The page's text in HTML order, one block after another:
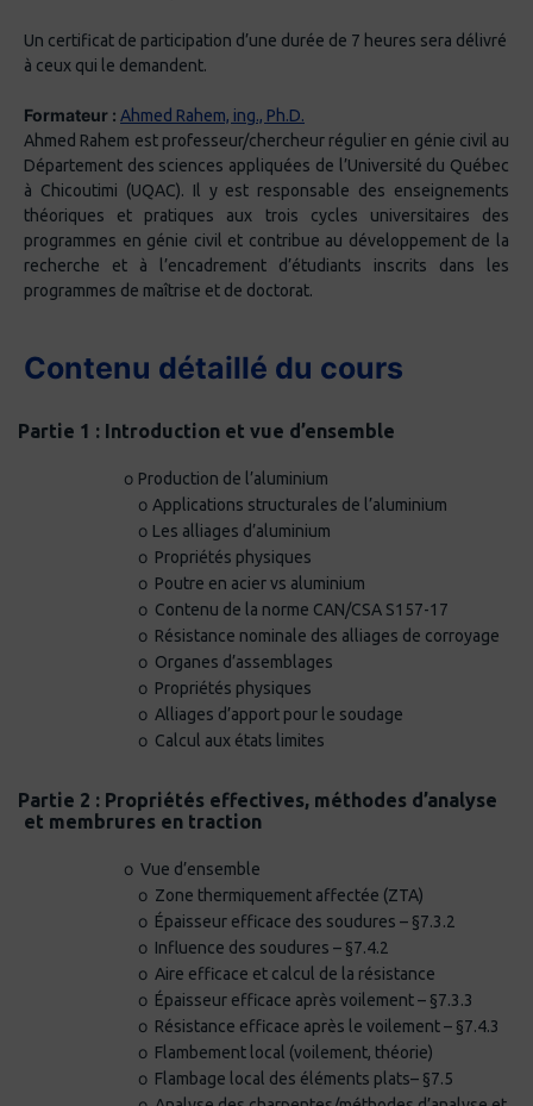
Un certificat de participation d’une durée de 7 heures sera délivré
à ceux qui le demandent.
Formateur : Ahmed Rahem, ing., Ph.D.
Ahmed Rahem est professeur/chercheur régulier en génie civil au
Département des sciences appliquées de l’Université du Québec
à Chicoutimi (UQAC). Il y est responsable des enseignements
théoriques et pratiques aux trois cycles universitaires des
programmes en génie civil et contribue au développement de la
recherche et à l’encadrement d’étudiants inscrits dans les
programmes de maîtrise et de doctorat.
Contenu détaillé du cours
Partie 1 : Introduction et vue d’ensemble
o Production de l’aluminium
o Applications structurales de l’aluminium
o Les alliages d’aluminium
o Propriétés physiques
o Poutre en acier vs aluminium
o Contenu de la norme CAN/CSA S157-17
o Résistance nominale des alliages de corroyage
o Organes d’assemblages
o Propriétés physiques
o Alliages d’apport pour le soudage
o Calcul aux états limites
Partie 2 : Propriétés effectives, méthodes d’analyse
et membrures en traction
o Vue d’ensemble
o Zone thermiquement affectée (ZTA)
o Épaisseur efficace des soudures – §7.3.2
o Influence des soudures – §7.4.2
o Aire efficace et calcul de la résistance
o Épaisseur efficace après voilement – §7.3.3
o Résistance efficace après le voilement – §7.4.3
o Flambement local (voilement, théorie)
o Flambage local des éléments plats– §7.5